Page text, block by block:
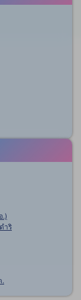
.)
ำริ
.